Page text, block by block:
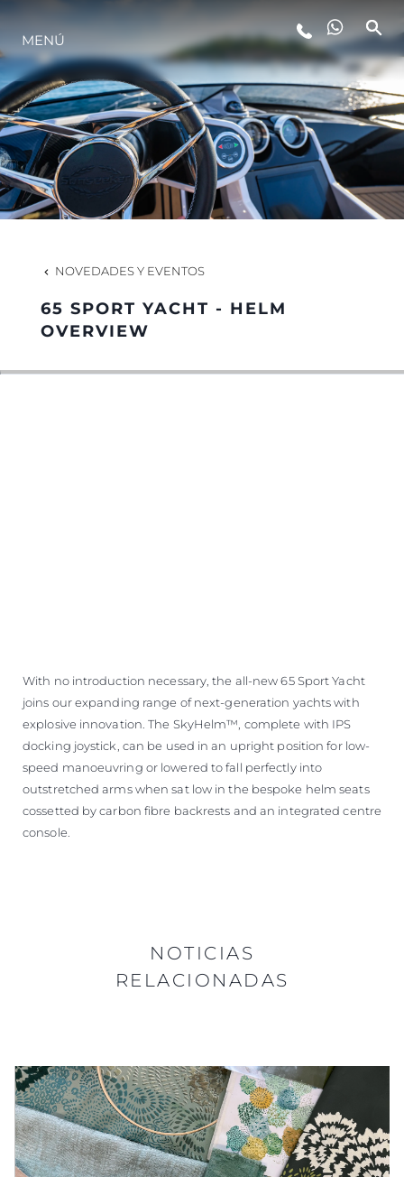
ESTILO DE VIDA
INNOVACIÓN
¿QUIÉNES SOMOS?
EL EQUIPO
HISTORIA
MENÚ
NOVEDADES Y EVENTOS
65 SPORT YACHT - HELM
OVERVIEW
With no introduction necessary, the all-new 65 Sport Yacht
joins our expanding range of next-generation yachts with
explosive innovation. The SkyHelm™, complete with IPS
docking joystick, can be used in an upright position for low-
speed manoeuvring or lowered to fall perfectly into
outstretched arms when sat low in the bespoke helm seats
cossetted by carbon fibre backrests and an integrated centre
console.
NOTICIAS
RELACIONADAS